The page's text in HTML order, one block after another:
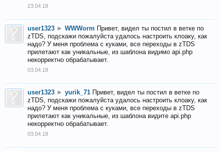
23.04.18
user1323 ► WWWorm Привет, видел ты постил в ветке по
zTDS, подскажи пожалуйста удалось настроить клоаку, как
надо? У меня проблема с куками, все переходы в zTDS
прилетают как уникальные, из шаблона видимо api.php
некорректно обрабатывает.
03.04.18
user1323 ► yurik_71 Привет, видел ты постил в ветке по
zTDS, подскажи пожалуйста удалось настроить клоаку, как
надо? У меня проблема с куками, все переходы в zTDS
прилетают как уникальные, из шаблона видите api.php
некорректно обрабатывает.
03.04.18